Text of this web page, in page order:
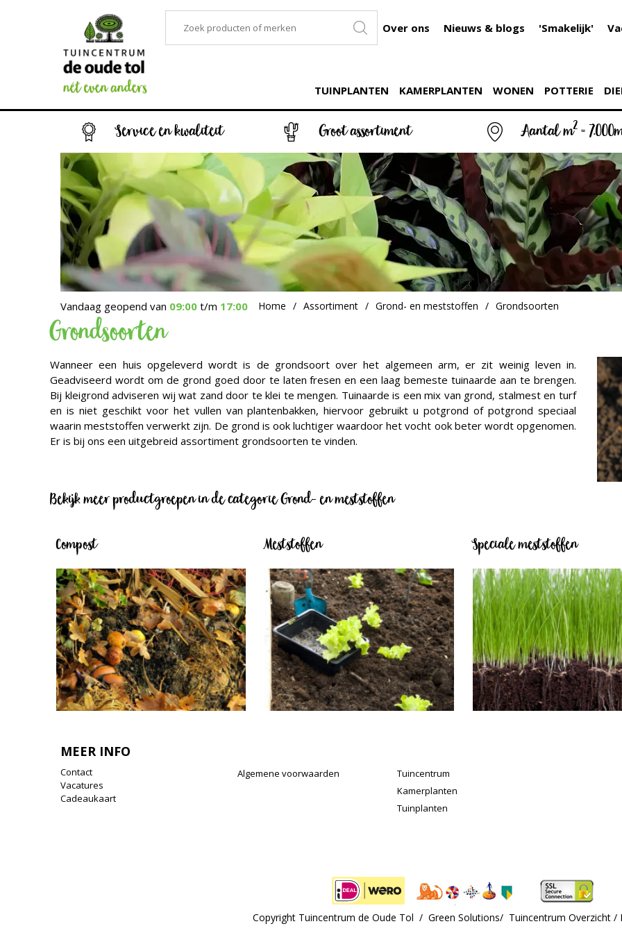
Service en kwaliteit Groot assortiment Aantal m2=
Vandaag geopend van 09:00 t/m 17:00 Home Assortiment Grond- en meststoffen Grondsoorten
Over ons Nieuws & blogs 'Smakelijk'
TUINPLANTEN KAMERPLANTEN WONEN POTTERIE
Grondsoorten
Wanneer een huis opgeleverd wordt is de grondsoort over het algemeen arm, er zit weinig leven in.
Geadviseerd wordt om de grond goed door te laten fresen en een laag bemeste tuinaarde aan te brengen.
Bij kleigrond adviseren wij wat zand door te klei te mengen. Tuinaarde is een mix van grond, stalmest en turf
en is niet geschikt voor het vullen van plantenbakken, hiervoor gebruikt u potgrond of potgrond speciaal
waarin meststoffen verwerkt zijn. De grond is ook luchtiger waardoor het vocht ook beter wordt opgenomen.
Er is bij ons een uitgebreid assortiment grondsoorten te vinden.
Bekijk meer productgroepen in de categorie Grond- en meststoffen
Compost
Meststoffen Speciale meststoffen
MEER INFO
Contact
Vacatures
Cadeaukaart
Algemene voorwaarden
Tuincentrum
Kamerplanten
Tuinplanten
Copyright Tuincentrum de Oude Tol / Green Solutions/ Tuincentrum Overzicht/